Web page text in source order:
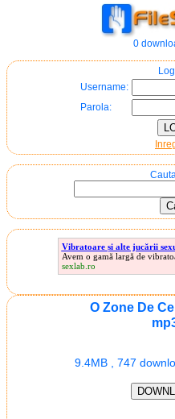
0
Username:
Parola:
Vibratoare și alte jucării
Avem o gamă largă de
sexlab.ro
O Zone De
9.4MB , 747